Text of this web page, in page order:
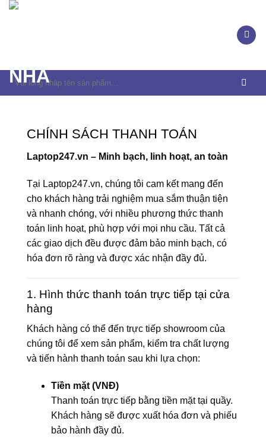
Skip
Tìm
CHÍNH SÁCH THANH TOÁN
Laptop247.vn – Minh bạch, linh hoạt, an toàn
Tại Laptop247.vn, chúng tôi cam kết mang đến
cho khách hàng trải nghiệm mua sắm thuận tiện
và nhanh chóng, với nhiều phương thức thanh
toán linh hoạt, phù hợp với mọi nhu cầu. Tất cả
các giao dịch đều được đảm bảo minh bạch, có
hóa đơn rõ ràng và được xác nhận đầy đủ.
1. Hình thức thanh toán trực tiếp tại cửa
hàng
Khách hàng có thể đến trực tiếp showroom của
chúng tôi để xem sản phẩm, kiểm tra chất lượng
và tiến hành thanh toán sau khi lựa chọn:
Tiền mặt (VNĐ)
Thanh toán trực tiếp bằng tiền mặt tại quầy.
Khách hàng sẽ được xuất hóa đơn và phiếu
bảo hành đầy đủ.